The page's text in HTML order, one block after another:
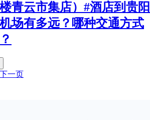
青云市集店）#酒店到贵阳
场有多远？哪种交通方式
下一页